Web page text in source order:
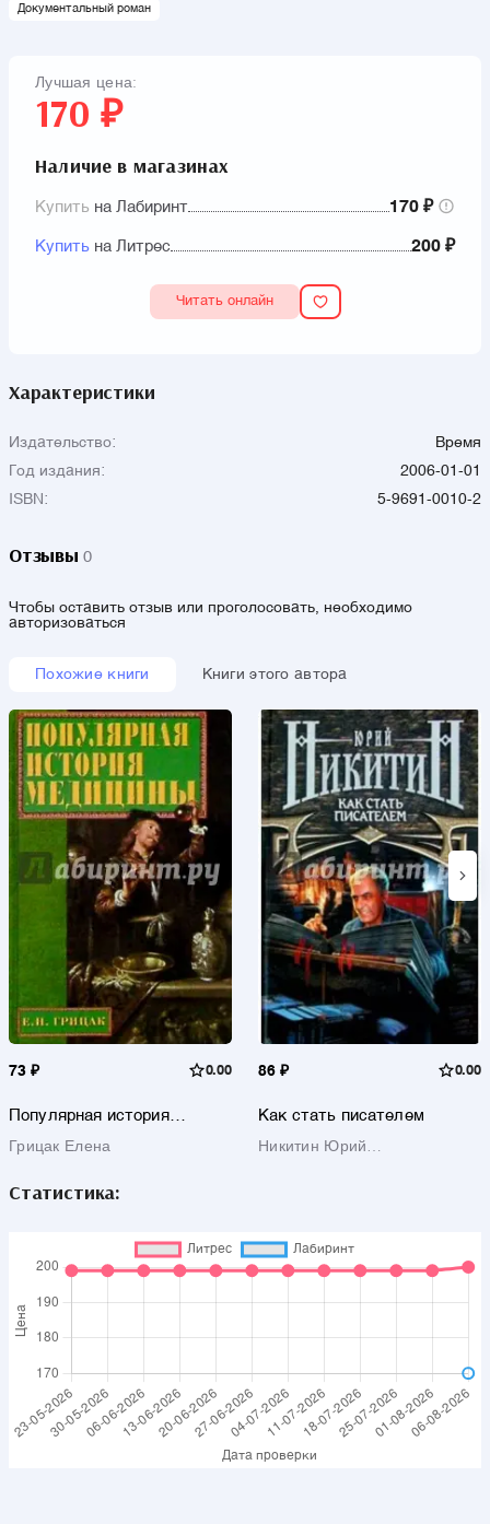
Документальный роман
Лучшая цена:
170 ₽
Наличие в магазинах
Купить на Лабиринт 170 ₽
Купить на Литрес 200 ₽
Читать онлайн
Характеристики
Издательство:
Время
Год издания:
2006-01-01
ISBN:
5-9691-0010-2
Отзывы 0
Чтобы оставить отзыв или проголосовать, необходимо
авторизоваться
Похожие книги Книги этого автора
73 ₽ 0.00
Популярная история
Грицак Елена
86 ₽ 0.00
Как стать писателем
Никитин Юрий
Статистика: